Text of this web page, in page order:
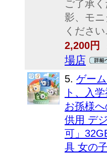
ご了承
影、モ
くださ
2,200円
場店
5. ゲー
ト、入
お孫様
供用 デ
可」
具 女の